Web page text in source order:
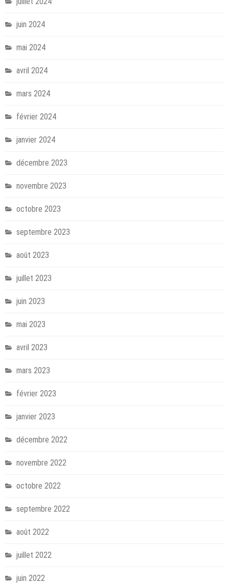
juin 2024
mai 2024
avril 2024
mars 2024
février 2024
janvier 2024
décembre 2023
novembre 2023
octobre 2023
septembre 2023
août 2023
juillet 2023
juin 2023
mai 2023
avril 2023
mars 2023
février 2023
janvier 2023
décembre 2022
novembre 2022
octobre 2022
septembre 2022
août 2022
juillet 2022
juin 2022